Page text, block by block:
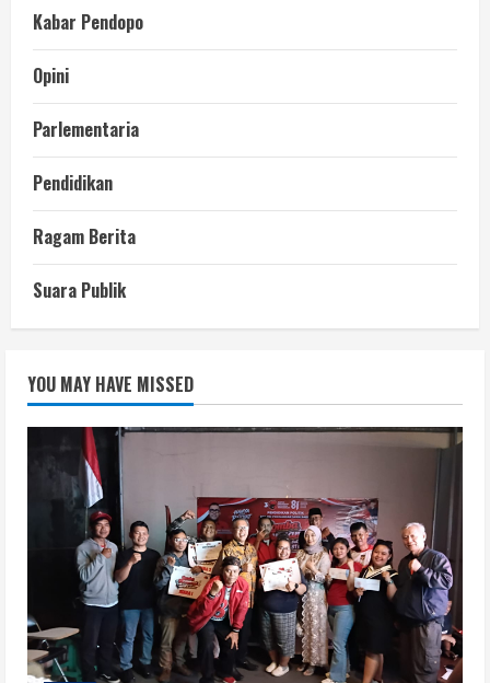
Kabar Pendopo
Opini
Parlementaria
Pendidikan
Ragam Berita
Suara Publik
YOU MAY HAVE MISSED